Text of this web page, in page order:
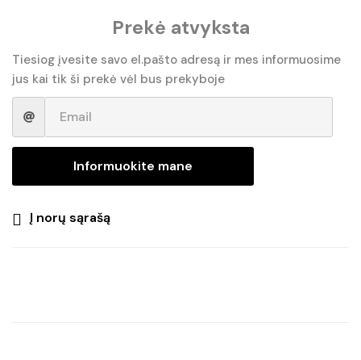
Prekė atvyksta
Tiesiog įvesite savo el.pašto adresą ir mes informuosime
jus kai tik ši prekė vėl bus prekyboje
Informuokite mane
Į norų sąrašą